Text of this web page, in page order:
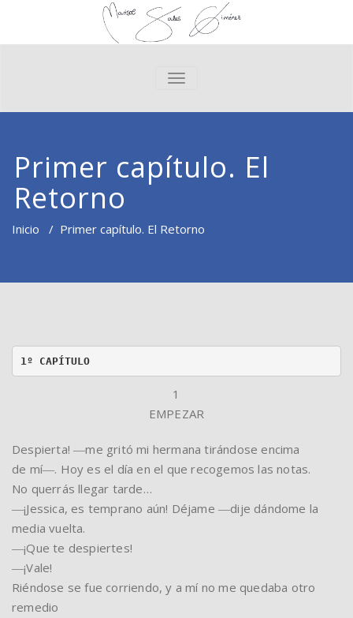
CAMBIAR NAVEGACIÓN
Primer capítulo. El
Retorno
Inicio / Primer capítulo. El Retorno
1º CAPÍTULO
1
EMPEZAR
Despierta! ―me gritó mi hermana tirándose encima
de mí―. Hoy es el día en el que recogemos las notas.
No querrás llegar tarde…
―¡Jessica, es temprano aún! Déjame ―dije dándome la
media vuelta.
―¡Que te despiertes!
―¡Vale!
Riéndose se fue corriendo, y a mí no me quedaba otro
remedio